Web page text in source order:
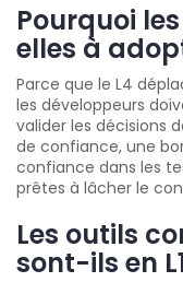
Pourquoi
elles à
Parce que le L4
les développeurs
valider les décisions
de confiance, une
confiance dans les
prêtes à lâcher le
Les outils
sont-ils en